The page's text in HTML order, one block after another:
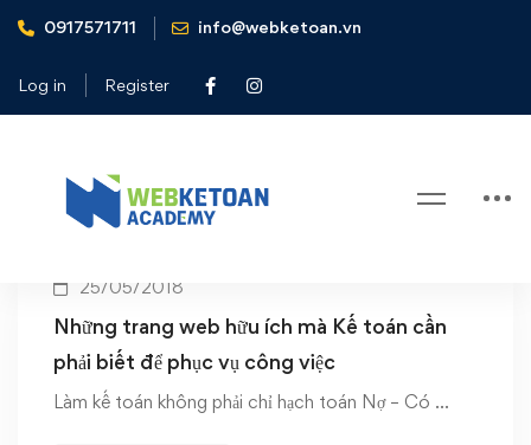
0917571711 info@webketoan.vn
Log in Register
Home Hải Quan
Tag: Hải Quan
25/05/2018
Những trang web hữu ích mà Kế toán cần
phải biết để phục vụ công việc
Làm kế toán không phải chỉ hạch toán Nợ – Có …